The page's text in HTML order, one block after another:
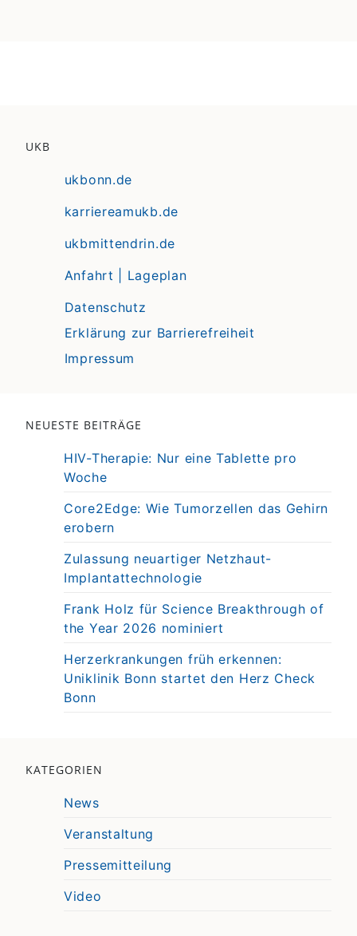
UKB
ukbonn.de
karriereamukb.de
ukbmittendrin.de
Anfahrt | Lageplan
Datenschutz
Erklärung zur Barrierefreiheit
Impressum
NEUESTE BEITRÄGE
HIV-Therapie: Nur eine Tablette pro
Woche
Core2Edge: Wie Tumorzellen das Gehirn
erobern
Zulassung neuartiger Netzhaut-
Implantattechnologie
Frank Holz für Science Breakthrough of
the Year 2026 nominiert
Herzerkrankungen früh erkennen:
Uniklinik Bonn startet den Herz Check
Bonn
KATEGORIEN
News
Veranstaltung
Pressemitteilung
Video